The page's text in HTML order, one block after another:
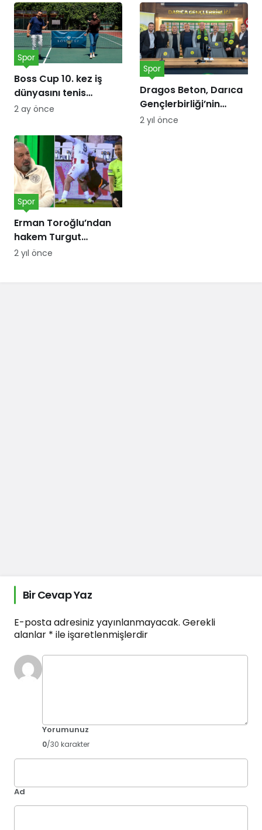
Boss Cup 10. kez iş
dünyasını tenis
kortunda
Spor
2 ay önce
Dragos Beton, Darıca
Gençlerbirliği’nin
forma göğüs
Spor
2 yıl önce
Erman Toroğlu’ndan
hakem Turgut
Doman’a ‘Barış Alper
Spor
2 yıl önce
Bir Cevap Yaz
E-posta adresiniz yayınlanmayacak. Gerekli
alanlar * ile işaretlenmişlerdir
Yorumunuz
0/30 karakter
Ad